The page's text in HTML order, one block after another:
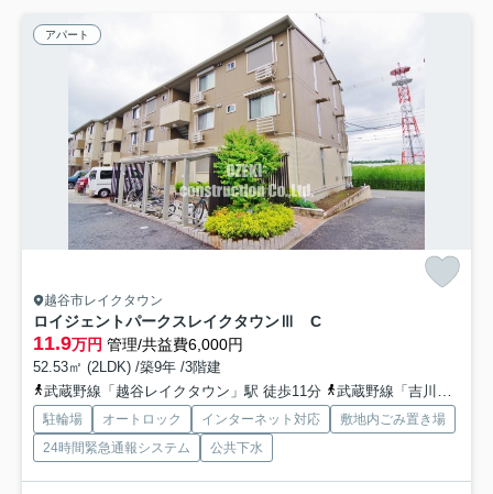
アパート
越谷市レイクタウン
ロイジェントパークスレイクタウンⅢ C
11.9万円 管理/共益費6,000円
52.53㎡ (2LDK) /築9年 /3階建
武蔵野線「越谷レイクタウン」駅 徒歩11分
武蔵野線「吉川」駅 徒歩30分
駐輪場 オートロック インターネット対応
敷地内ごみ置き場
24時間緊急通報システム
公共下水